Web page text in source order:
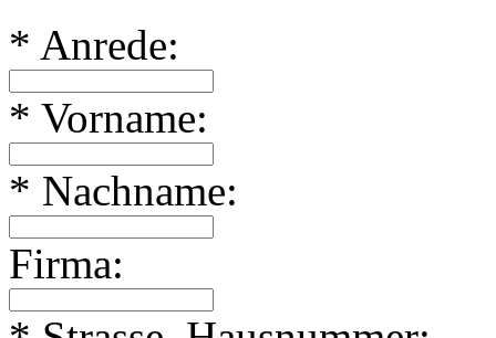
* Anrede:
* Vorname:
* Nachname:
Firma: